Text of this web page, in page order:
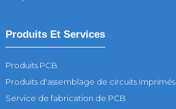
Produits Et Services
Produits PCB
Produits d'assemblage de circuits imprimés
Service de fabrication de PCB